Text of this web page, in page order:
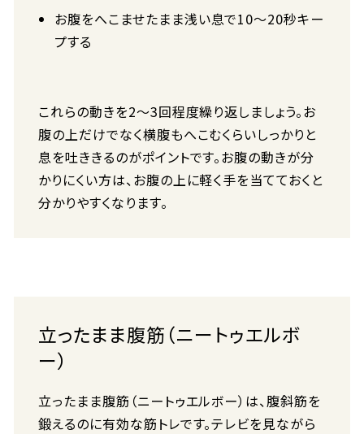
お腹をへこませたまま浅い息で10～20秒キー
プする
これらの動きを2～3回程度繰り返しましょう。お
腹の上だけでなく横腹もへこむくらいしっかりと
息を吐ききるのがポイントです。お腹の動きが分
かりにくい方は、お腹の上に軽く手を当てておくと
分かりやすくなります。
立ったまま腹筋（ニートゥエルボ
ー）
立ったまま腹筋（ニートゥエルボー）は、腹斜筋を
鍛えるのに有効な筋トレです。テレビを見ながら